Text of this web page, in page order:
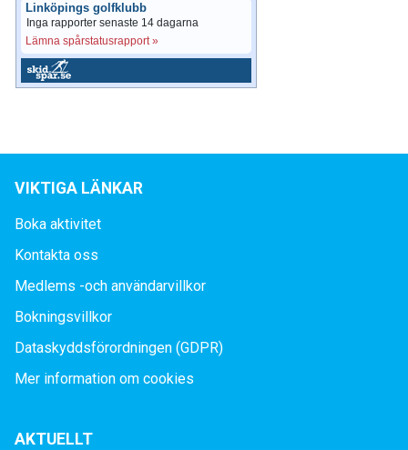
Linköpings golfklubb
Inga rapporter senaste 14 dagarna
Lämna spårstatusrapport »
VIKTIGA LÄNKAR
Boka aktivitet
Kontakta oss
Medlems -och användarvillkor
Bokningsvillkor
Dataskyddsförordningen (GDPR)
Mer information om cookies
AKTUELLT